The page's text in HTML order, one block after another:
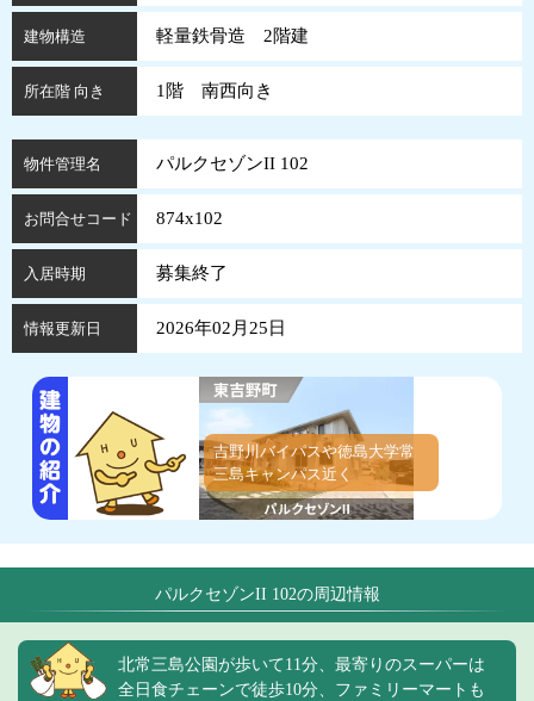
建物構造 軽量鉄骨造 2階建
所在階 向き 1階 南西向き
物件管理名 パルクセゾンII 102
お問合せコード 874x102
入居時期 募集終了
情報更新日 2026年02月25日
吉野川バイパスや徳島大学常
三島キャンパス近く
パルクセゾンII 102の周辺情報
北常三島公園が歩いて11分、最寄りのスーパーは
全日食チェーンで徒歩10分、ファミリーマートも